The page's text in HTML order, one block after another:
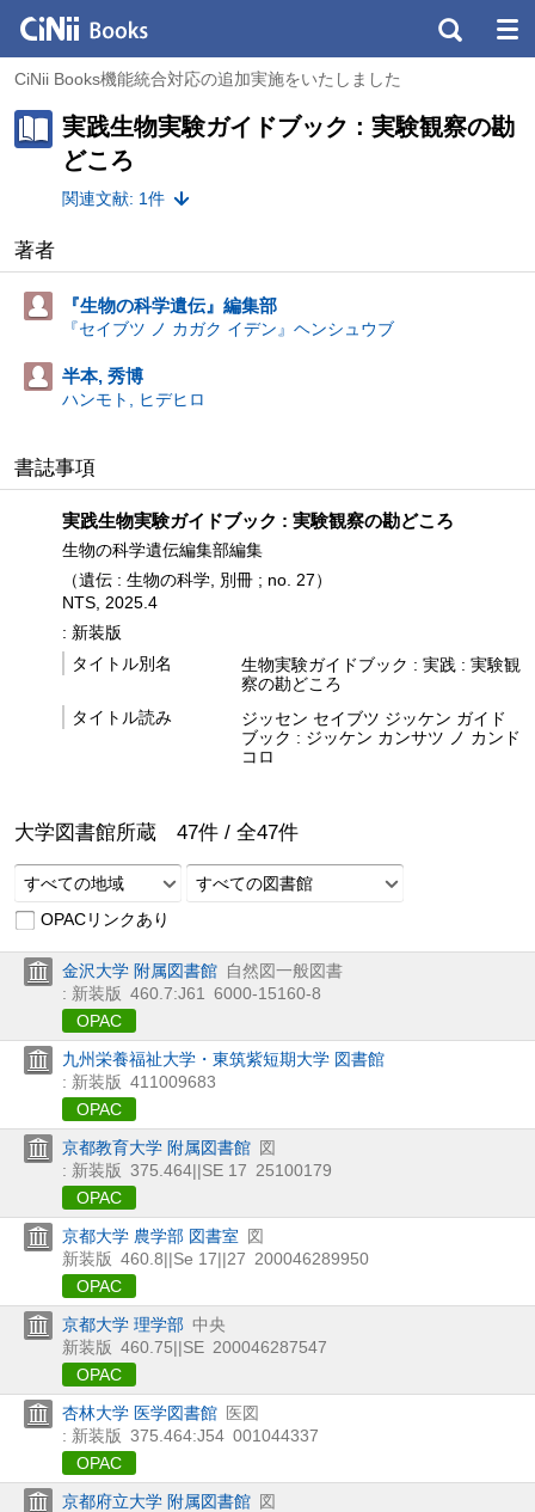
CiNii Books機能統合対応の追加実施をいたしました
実践生物実験ガイドブック : 実験観察の勘
どころ
関連文献: 1件
著者
『生物の科学遺伝』編集部
『セイブツ ノ カガク イデン』ヘンシュウブ
半本, 秀博
ハンモト, ヒデヒロ
書誌事項
実践生物実験ガイドブック : 実験観察の勘どころ
生物の科学遺伝編集部編集
（遺伝 : 生物の科学, 別冊 ; no. 27）
NTS, 2025.4
: 新装版
タイトル別名
生物実験ガイドブック : 実践 : 実験観
察の勘どころ
タイトル読み
ジッセン セイブツ ジッケン ガイド
ブック : ジッケン カンサツ ノ カンド
コロ
大学図書館所蔵 47件 / 全47件
すべての地域
すべての図書館
OPACリンクあり
金沢大学 附属図書館 自然図一般図書
: 新装版 460.7:J61
6000-15160-8
OPAC
九州栄養福祉大学・東筑紫短期大学 図書館
: 新装版 411009683
OPAC
京都教育大学 附属図書館 図
: 新装版 375.464||SE 17 25100179
OPAC
京都大学 農学部 図書室 図
新装版 460.8||Se 17||27 200046289950
OPAC
京都大学 理学部 中央
新装版 460.75||SE 200046287547
OPAC
杏林大学 医学図書館 医図
: 新装版 375.464:J54 001044337
OPAC
京都府立大学 附属図書館 図